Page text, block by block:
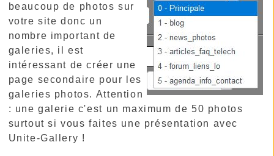
beaucoup de photos sur
votre site donc un
nombre important de
galeries, il est
intéressant de créer une
page secondaire pour les
galeries photos. Attention
: une galerie c'est un maximum de 50 photos
surtout si vous faites une présentation avec
Unite-Gallery !